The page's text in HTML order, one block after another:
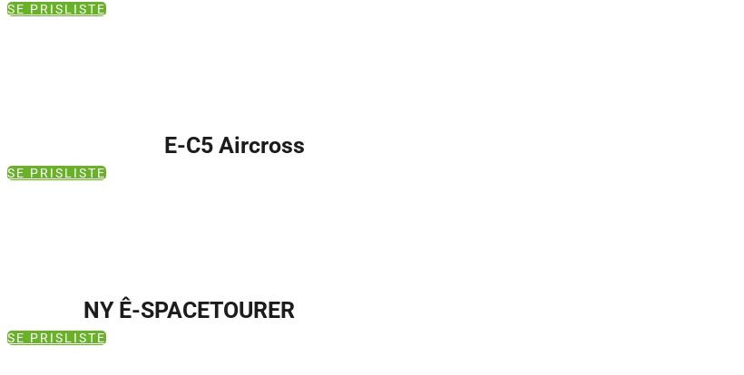
SE PRISLISTE
E-C5 Aircross
SE PRISLISTE
NY Ê-SPACETOURER
SE PRISLISTE